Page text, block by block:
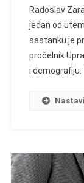
Radoslav
jedan od
sastanku je
pročelnik
i demografiju.